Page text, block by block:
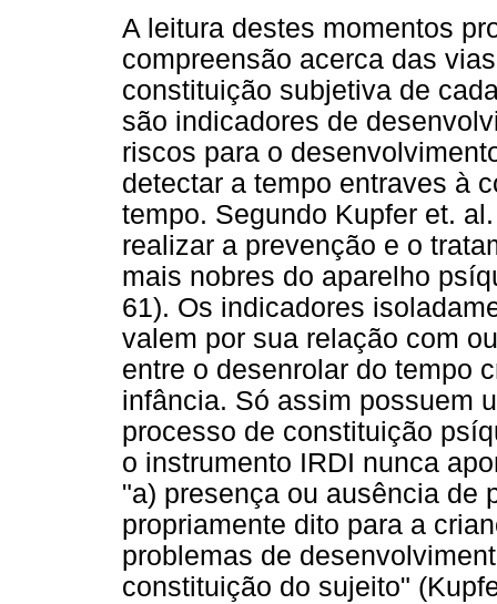
A leitura destes momentos
compreensão acerca das
constituição subjetiva de
são indicadores de
riscos para o
detectar a tempo entraves à
tempo. Segundo Kupfer et.
realizar a prevenção e o
mais nobres do aparelho
61). Os indicadores
valem por sua relação com
entre o desenrolar do tempo
infância. Só assim possuem
processo de constituição
o instrumento IRDI nunca
"a) presença ou ausência de
propriamente dito para a
problemas de
constituição do sujeito"